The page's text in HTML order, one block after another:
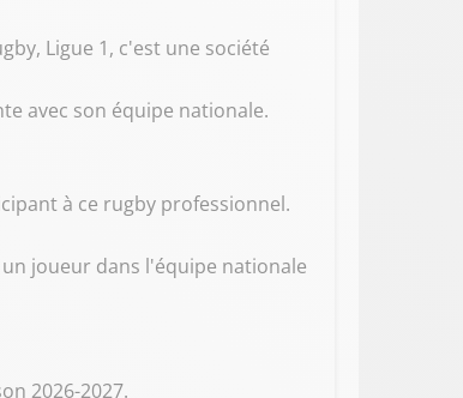
Ligue 1, c'est une société
avec son équipe nationale.
à ce rugby professionnel.
joueur dans l'équipe nationale
2026-2027.